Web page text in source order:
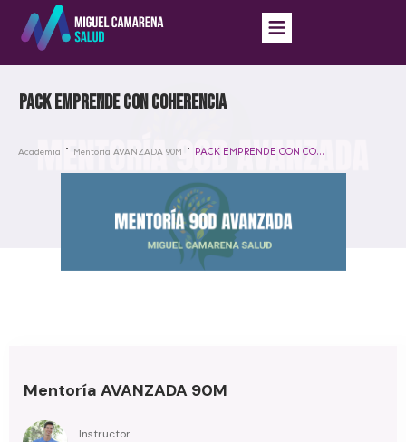
PACK EMPRENDE CON COHERENCIA
Academia Mentoría AVANZADA 90M PACK EMPRENDE CON COHERENCIA
Mentoría AVANZADA 90M
Instructor